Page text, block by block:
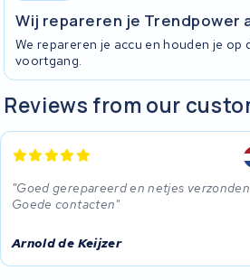
Wij repareren je Trendpower
We repareren je accu en houden je op
voortgang.
Reviews from our
Goed gerepareerd en netjes
Goede contacten
Arnold de Keijzer